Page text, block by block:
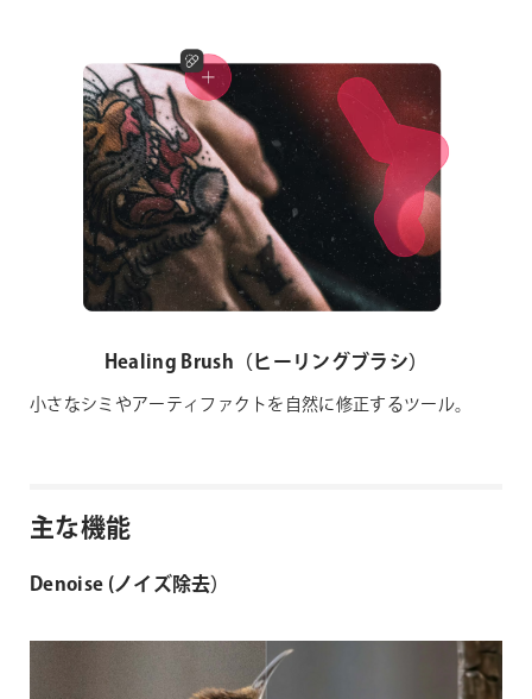
Healing Brush（ヒーリングブラシ）
小さなシミやアーティファクトを自然に修正するツール。
主な機能
Denoise (ノイズ除去）